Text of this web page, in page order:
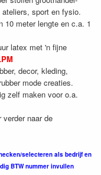
sport en fysio.
10 meter lengte en c.a. 1
latex met 'n fijne
decor, kleding,
mode creaties.
zelf maken voor o.a.
verder naar de
selecteren als bedrijf en
BTW nummer invullen